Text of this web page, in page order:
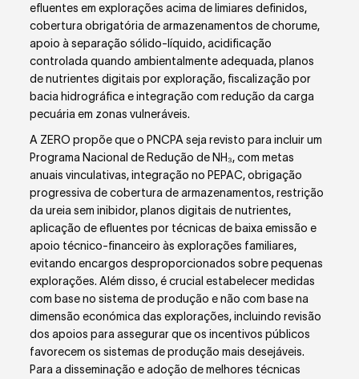
efluentes em explorações acima de limiares definidos,
cobertura obrigatória de armazenamentos de chorume,
apoio à separação sólido-líquido, acidificação
controlada quando ambientalmente adequada, planos
de nutrientes digitais por exploração, fiscalização por
bacia hidrográfica e integração com redução da carga
pecuária em zonas vulneráveis.
A ZERO propõe que o PNCPA seja revisto para incluir um
Programa Nacional de Redução de NH₃, com metas
anuais vinculativas, integração no PEPAC, obrigação
progressiva de cobertura de armazenamentos, restrição
da ureia sem inibidor, planos digitais de nutrientes,
aplicação de efluentes por técnicas de baixa emissão e
apoio técnico-financeiro às explorações familiares,
evitando encargos desproporcionados sobre pequenas
explorações. Além disso, é crucial estabelecer medidas
com base no sistema de produção e não com base na
dimensão económica das explorações, incluindo revisão
dos apoios para assegurar que os incentivos públicos
favorecem os sistemas de produção mais desejáveis.
Para a disseminação e adoção de melhores técnicas